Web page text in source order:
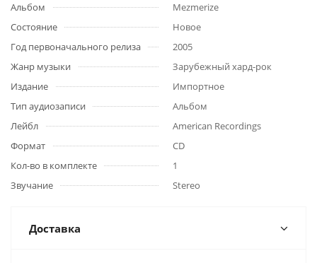
Альбом
Mezmerize
Состояние
Новое
Год первоначального релиза
2005
Жанр музыки
Зарубежный хард-рок
Издание
Импортное
Тип аудиозаписи
Альбом
Лейбл
American Recordings
Формат
CD
Кол-во в комплекте
1
Звучание
Stereo
Доставка